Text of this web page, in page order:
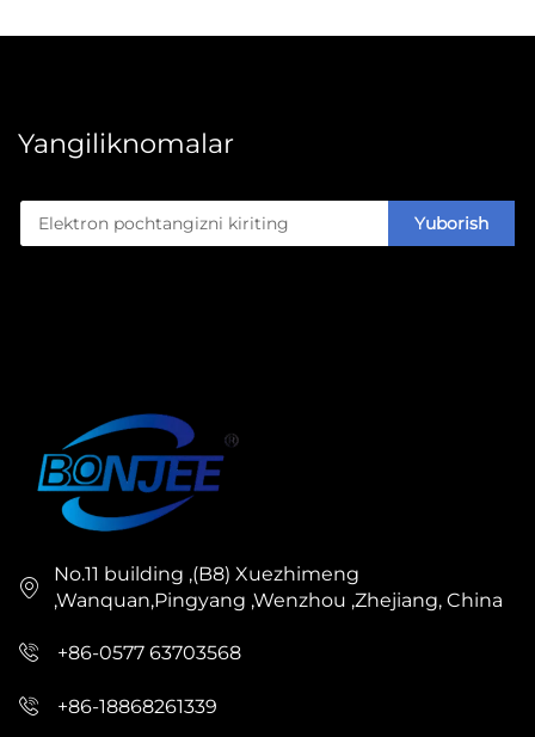
Yangiliknomalar
Yuborish
No.11 building ,(B8) Xuezhimeng
,Wanquan,Pingyang ,Wenzhou ,Zhejiang, China
+86-0577 63703568
+86-18868261339